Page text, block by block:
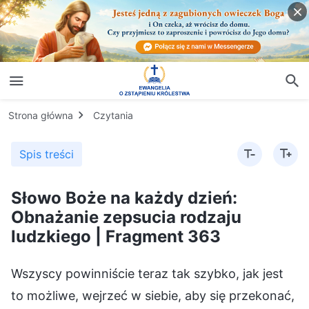
Strona główna Czytania
Spis treści
Słowo Boże na każdy dzień:
Obnażanie zepsucia rodzaju
ludzkiego | Fragment 363
Wszyscy powinniście teraz tak szybko, jak jest
to możliwe, wejrzeć w siebie, aby się przekonać,